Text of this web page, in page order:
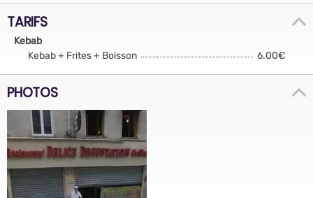
TARIFS
Kebab
Kebab + Frites + Boisson
6.00€
PHOTOS